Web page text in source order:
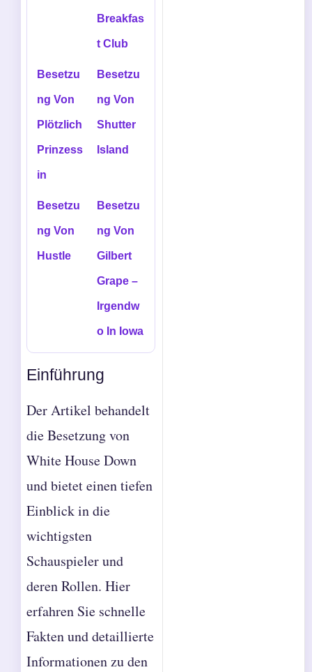
Breakfas
t Club
Besetzu
ng Von
Plötzlich
Prinzess
in
Besetzu
ng Von
Shutter
Island
Besetzu
ng Von
Hustle
Besetzu
ng Von
Gilbert
Grape –
Irgendw
o In Iowa
Einführung
Der Artikel behandelt
die Besetzung von
White House Down
und bietet einen tiefen
Einblick in die
wichtigsten
Schauspieler und
deren Rollen. Hier
erfahren Sie schnelle
Fakten und detaillierte
Informationen zu den